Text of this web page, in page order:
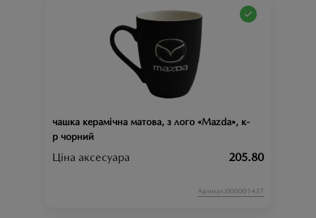
чашка керамічна матова, з лого «Mazda», к-
р чорний
Ціна аксесуара 205.80
Артикул:000001437